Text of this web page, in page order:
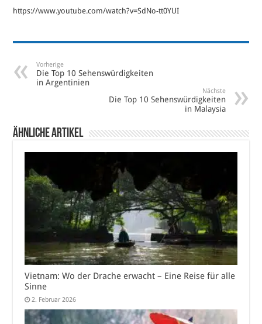
https://www.youtube.com/watch?v=SdNo-tt0YUI
Vorherige
Die Top 10 Sehenswürdigkeiten
in Argentinien
Nächste
Die Top 10 Sehenswürdigkeiten
in Malaysia
Ähnliche Artikel
Vietnam: Wo der Drache erwacht – Eine Reise für alle
Sinne
2. Februar 2026